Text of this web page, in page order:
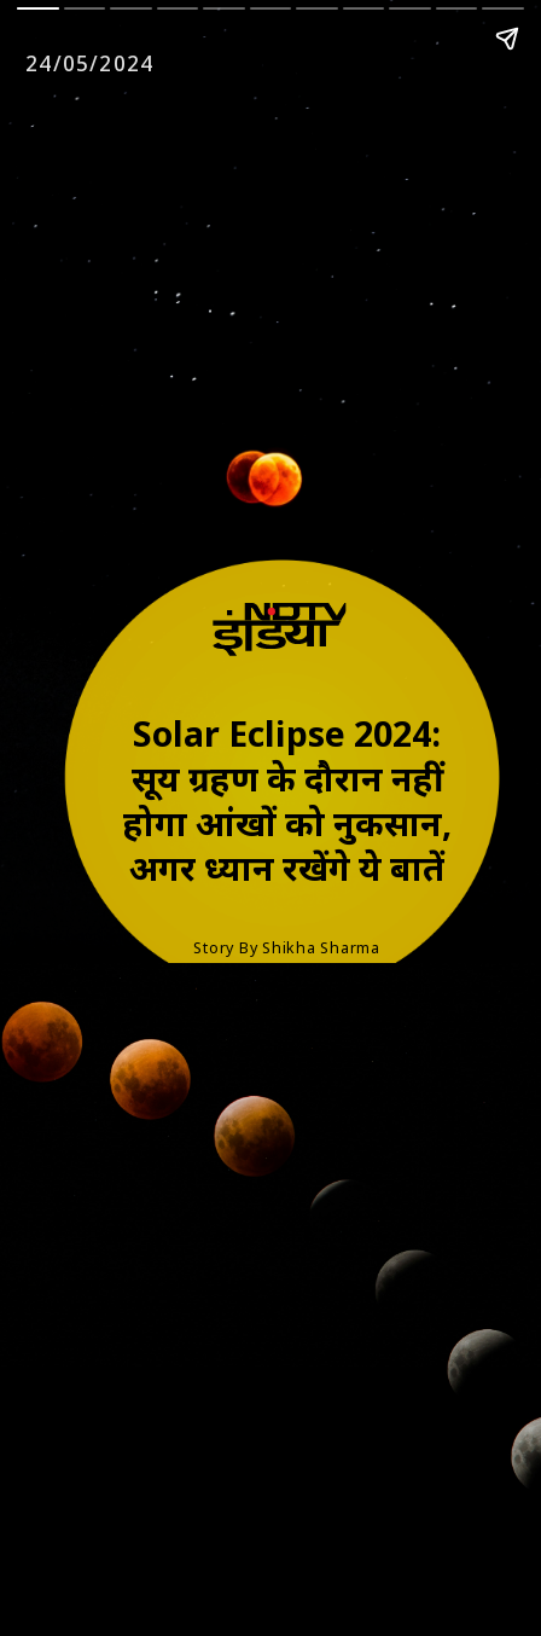
Solar Eclipse 2024:
सूर्य ग्रहण के दौरान नहीं
होगा आंखों को नुकसान,
अगर ध्‍यान रखेंगे ये बातें
Story By Shikha Sharma
24/05/2024